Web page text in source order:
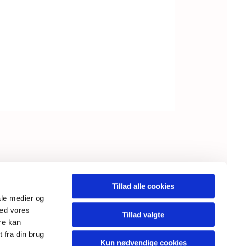
medier og
vores
kan
fra din brug
Tillad alle cookies
Tillad valgte
Kun nødvendige cookies